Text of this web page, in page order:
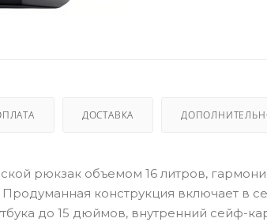
ДОСТАВКА
рюкзак объемом 16 литров,
конструкция включает в
до 15 дюймов, внутренний сейф-